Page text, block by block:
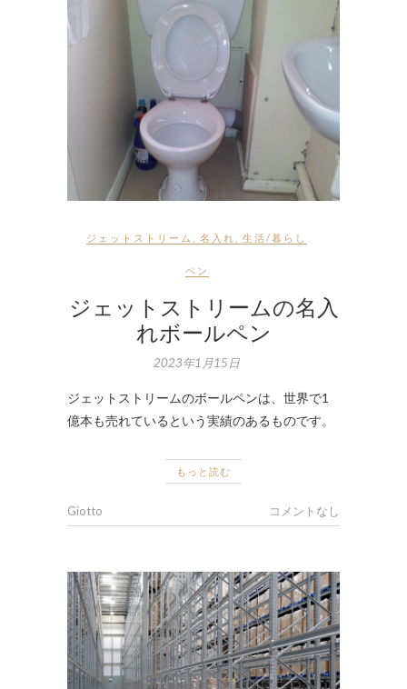
ジェットストリーム 名入れ 生活/暮らし
ペン
ジェットストリームの名入
れボールペン
2023年1月15日
ジェットストリームのボールペンは、世界で1
億本も売れているという実績のあるものです。
もっと読む
Giotto コメントなし